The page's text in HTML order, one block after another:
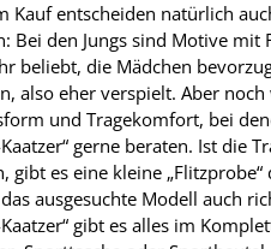
Kauf entscheiden natürlich
Bei den Jungs sind Motive mit
beliebt, die Mädchen
also eher verspielt. Aber
und Tragekomfort, bei
gerne beraten. Ist die
gibt es eine kleine
ausgesuchte Modell auch
Kaatzer“ gibt es alles im